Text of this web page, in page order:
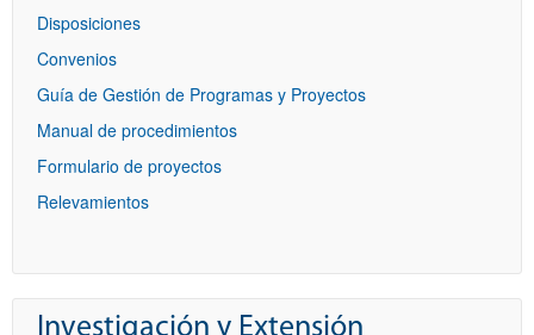
Disposiciones
Convenios
Guía de Gestión de Programas y Proyectos
Manual de procedimientos
Formulario de proyectos
Relevamientos
Investigación y Extensión